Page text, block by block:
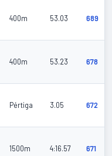
400m 53.03 689
400m 53.23 678
Pértiga 3.05 672
1500m 4:16.57 671